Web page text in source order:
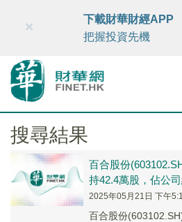
財華智庫網 FINTV
×
下載財華財經APP
把握投資先機
搜尋結果
百合股份
持42.4萬股，佔公
2025年05月21日 下午
百合股份